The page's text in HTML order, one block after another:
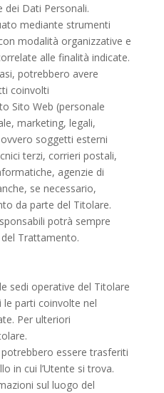
dei Dati Personali.
mediante strumenti
modalità organizzative e
alle finalità indicate.
potrebbero avere
coinvolti
Sito Web (personale
marketing, legali,
soggetti esterni
terzi, corrieri postali,
agenzie di
se necessario,
da parte del Titolare.
potrà sempre
Trattamento.
sedi operative del Titolare
parti coinvolte nel
Per ulteriori
essere trasferiti
in cui l’Utente si trova.
sul luogo del